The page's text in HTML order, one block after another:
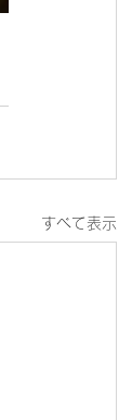
すべて表示